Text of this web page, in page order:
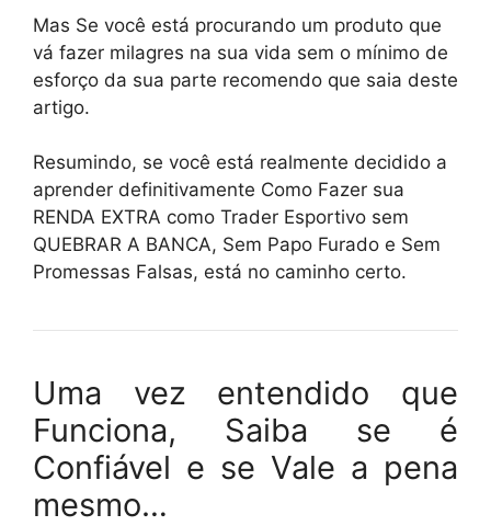
Mas Se você está procurando um produto que
vá fazer milagres na sua vida sem o mínimo de
esforço da sua parte recomendo que saia deste
artigo.
Resumindo, se você está realmente decidido a
aprender definitivamente Como Fazer sua
RENDA EXTRA como Trader Esportivo sem
QUEBRAR A BANCA, Sem Papo Furado e Sem
Promessas Falsas, está no caminho certo.
Uma vez entendido que
Funciona, Saiba se é
Confiável e se Vale a pena
mesmo…